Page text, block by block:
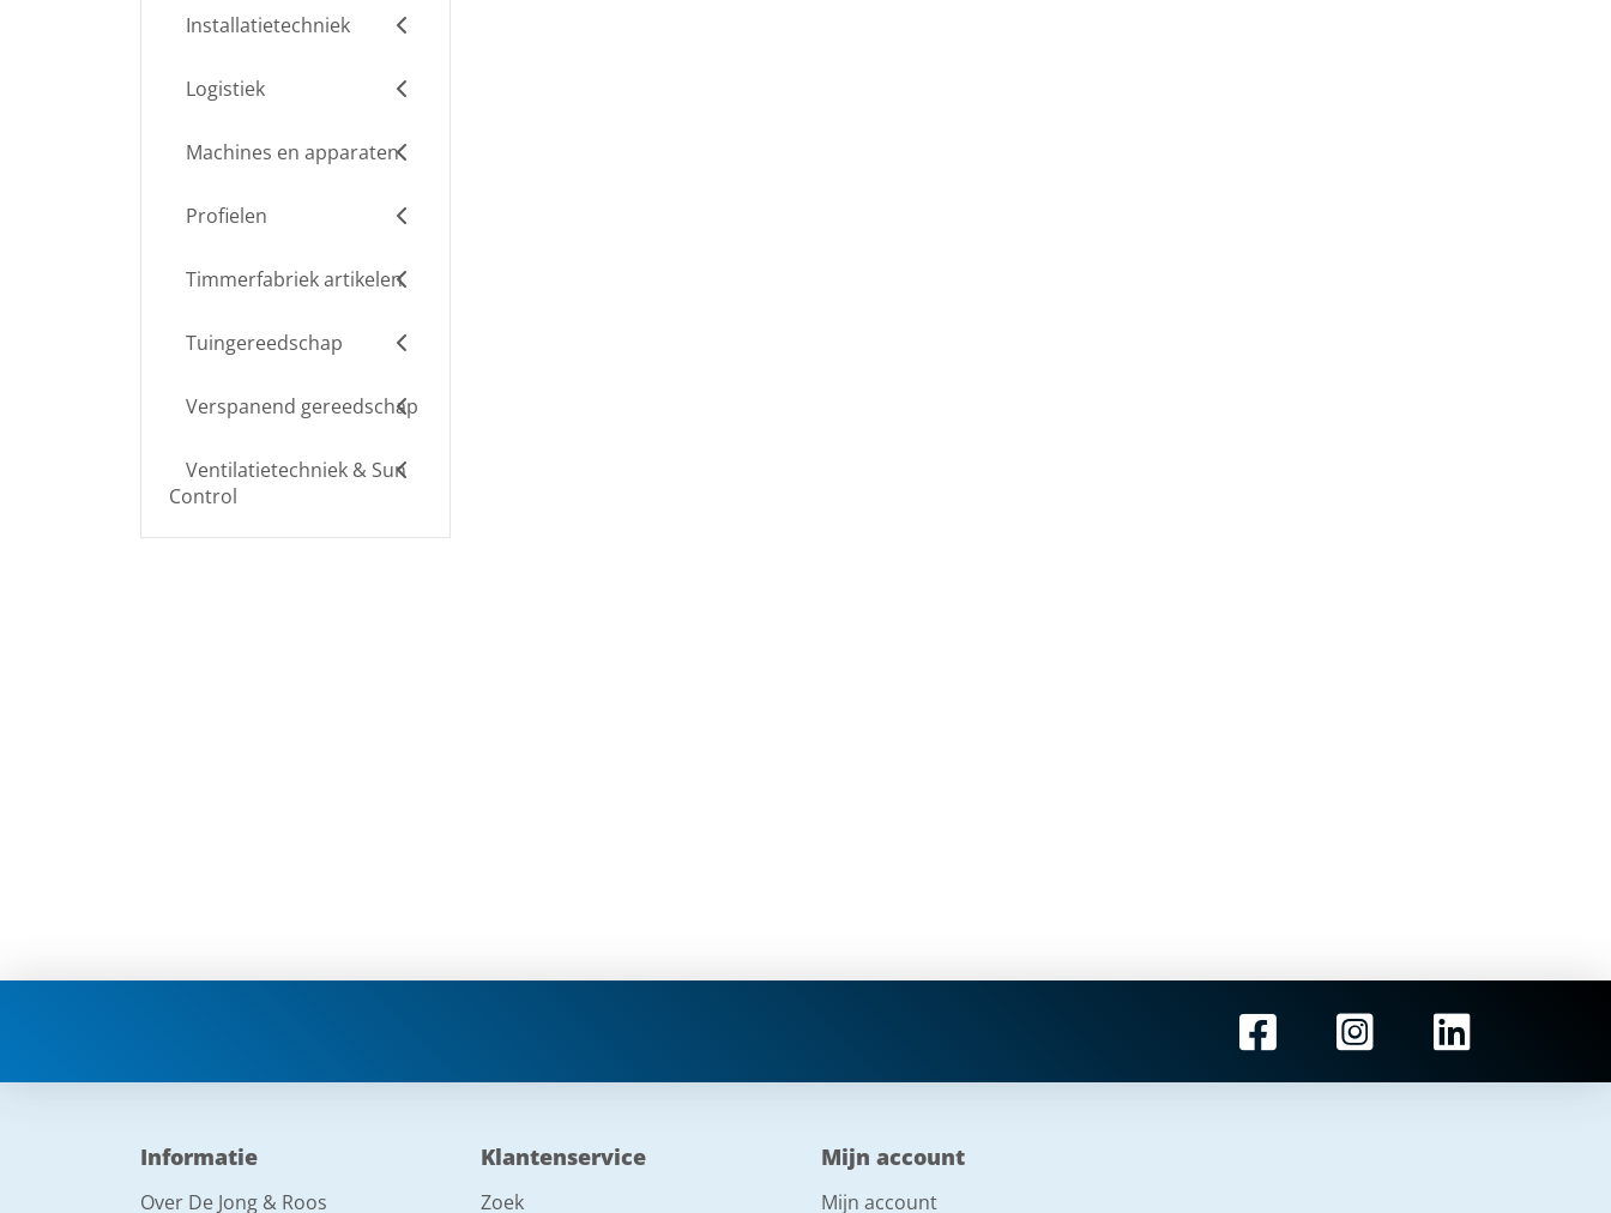
Installatietechniek
Logistiek
Machines en apparaten
Profielen
Timmerfabriek artikelen
Tuingereedschap
Verspanend gereedschap
Ventilatietechniek & Sun
Control
Informatie
Over De Jong & Roos
Klantenservice
Zoek
Mijn account
Mijn account